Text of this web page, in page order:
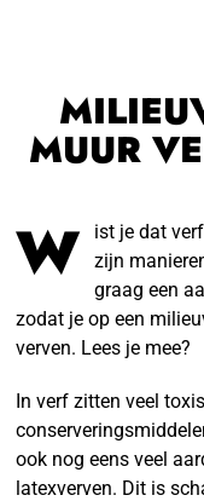
MUUR
W
ist je dat
zijn
graag een
zodat je op een
verven. Lees je mee?
In verf zitten veel
ook nog eens veel
latexverven. Dit is